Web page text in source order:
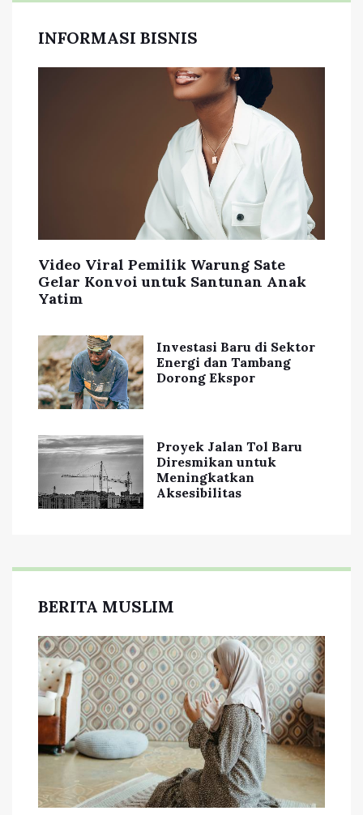
INFORMASI BISNIS
Video Viral Pemilik Warung Sate
Gelar Konvoi untuk Santunan Anak
Yatim
Investasi Baru di Sektor
Energi dan Tambang
Dorong Ekspor
Proyek Jalan Tol Baru
Diresmikan untuk
Meningkatkan
Aksesibilitas
BERITA MUSLIM